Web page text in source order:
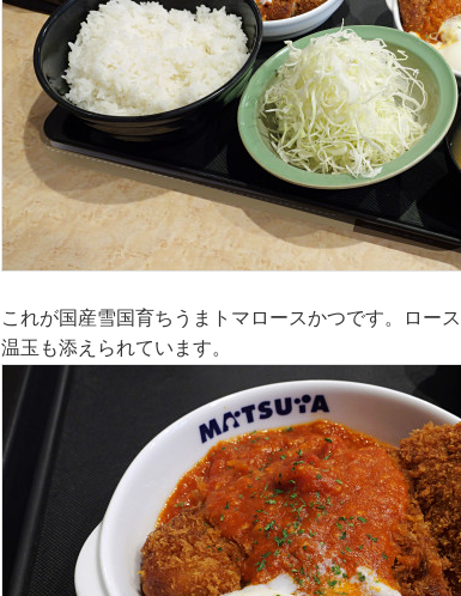
これが国産雪国育ちうまトマロースかつです。ロー
温玉も添えられています。